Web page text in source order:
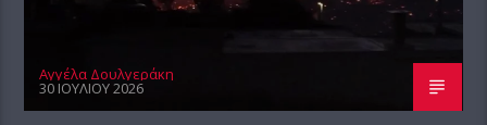
Αγγέλα Δουλγεράκη
30 ΙΟΥΛΊΟΥ 2026